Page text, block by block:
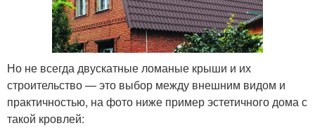
Но не всегда двускатные ломаные крыши и их
строительство — это выбор между внешним видом и
практичностью, на фото ниже пример эстетичного дома с
такой кровлей: